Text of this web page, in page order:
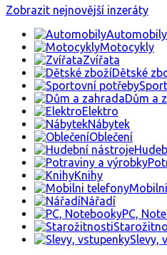
Zobrazit nejnovější inzeráty
Automobily
Motocykly
Zvířata
Dětské
Dům a
Elektro
Nábytek
Oblečení
Knihy
Nářadí
PC,
Slevy,